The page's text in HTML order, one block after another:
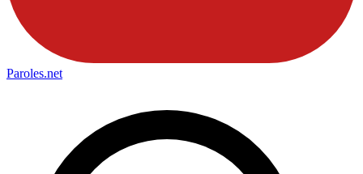
Paroles.net